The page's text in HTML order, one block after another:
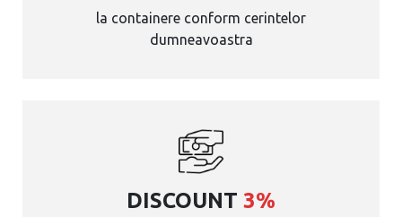
la containere conform cerintelor
dumneavoastra
DISCOUNT 3%